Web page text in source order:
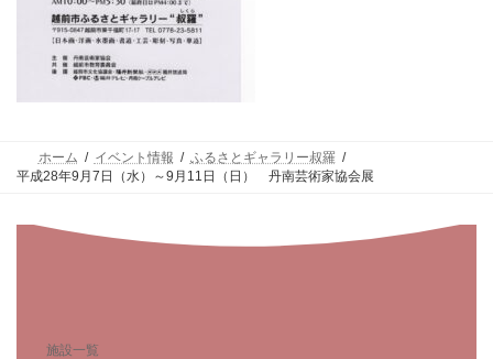
ホーム イベント情報
ふるさとギャラリー叔羅
平成28年9月7日（水）～9月11日（日） 丹南芸術家協会展
施設一覧